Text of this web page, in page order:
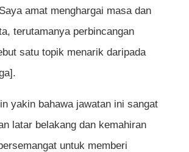
amat menghargai masa dan
terutamanya perbincangan
satu topik menarik daripada
yakin bahawa jawatan ini sangat
latar belakang dan kemahiran
untuk memberi